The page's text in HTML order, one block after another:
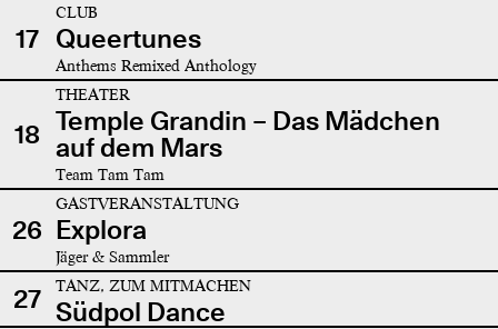
17
CLUB
Queertunes
Anthems Remixed Anthology
18
THEATER
Temple Grandin – Das Mädchen
auf dem Mars
Team Tam Tam
26
GASTVERANSTALTUNG
Explora
Jäger & Sammler
27 TANZ, ZUM MITMACHEN
Südpol Dance